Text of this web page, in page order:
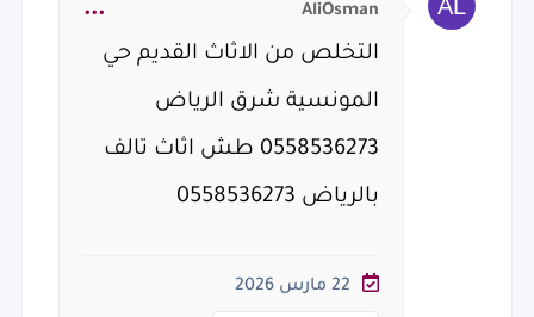
AliOsman
التخلص من الاثاث القديم حي
المونسية شرق الرياض
0558536273 طش اثاث تالف
بالرياض 0558536273
22 مارس 2026